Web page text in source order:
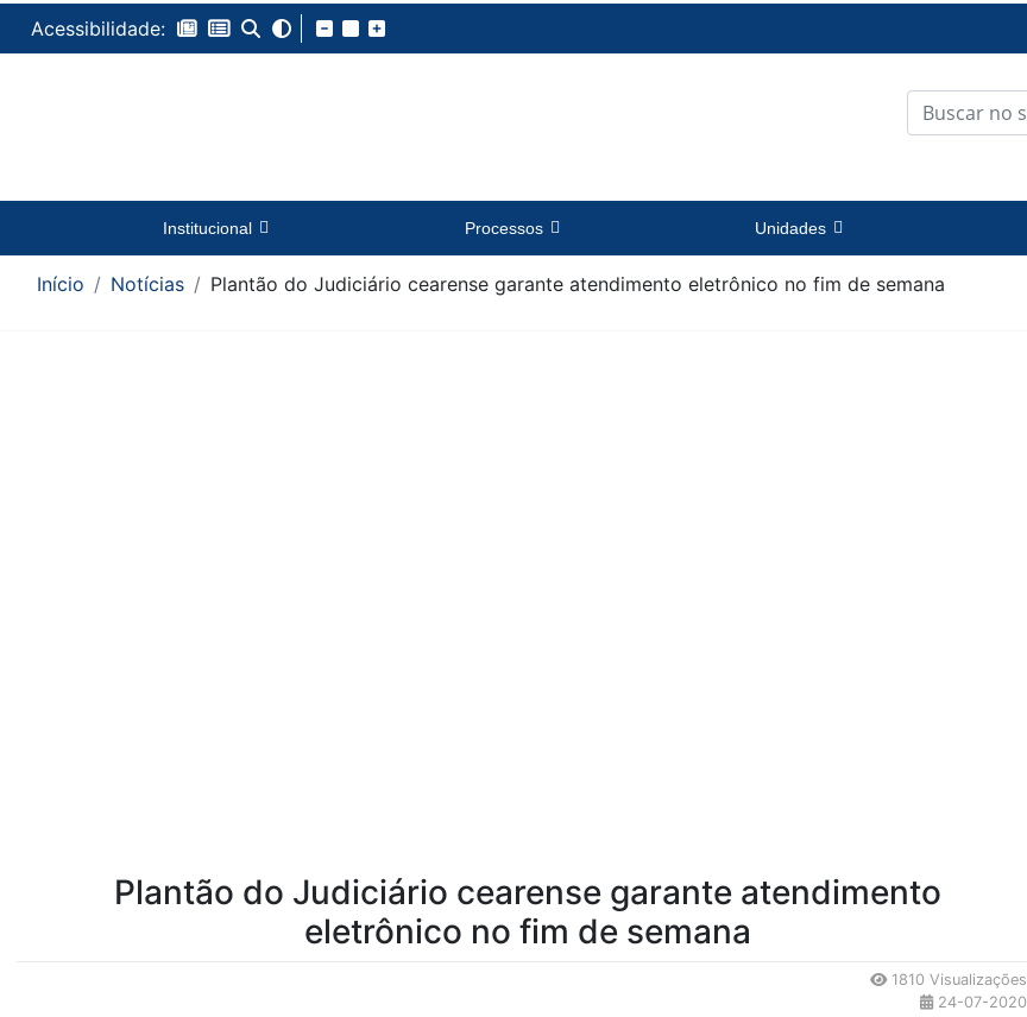
Acessibilidade:
Institucional Processos Unidades
Início Notícias Plantão do Judiciário cearense garante atendimento eletrônico no fim de semana
Plantão do Judiciário cearense garante atendimento
eletrônico no fim de semana
1810 Visualizações
24-07-2020